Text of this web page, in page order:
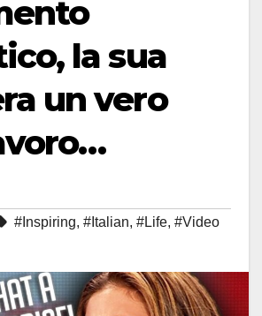
la sua
un vero
#Inspiring, #Italian, #Life, #Video